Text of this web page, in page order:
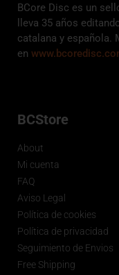
BCore Disc es un
lleva 35 años
catalana y española.
en
BCStore
About
Mi cuenta
FAQ
Aviso Legal
Política de cookies
Política de privacidad
Seguimiento de Envios
Free Shipping